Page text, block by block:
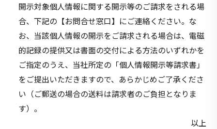
開示対象個人情報に関する開示等のご請求をされる場
合、下記の【お問合せ窓口】にご連絡ください。な
お、当該個人情報の開示をご請求される場合は、電磁
的記録の提供又は書面の交付による方法のいずれかを
ご指定のうえ、当社所定の「個人情報開示等請求書」
をご提出いただきますので、あらかじめご了承くださ
い（ご郵送の場合の送料は請求者のご負担となりま
す）。
以上